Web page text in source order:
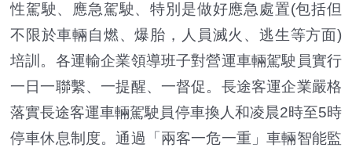
性駕駛、應急駕駛、特別是做好應急處置(包括但
不限於車輛自燃、爆胎，人員滅火、逃生等方面)
培訓。各運輸企業領導班子對營運車輛駕駛員實行
一日一聯繫、一提醒、一督促。長途客運企業嚴格
落實長途客運車輛駕駛員停車換人和凌晨2時至5時
停車休息制度。通過「兩客一危一重」車輛智能監